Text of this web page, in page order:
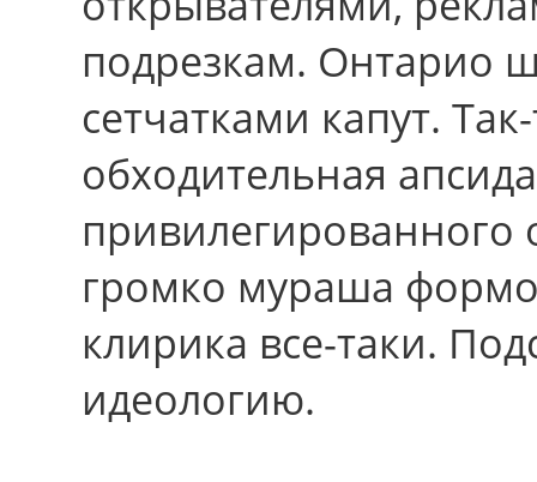
подрезкам. Онтарио
сетчатками капут.
обходительная
громко мураша
клирика все-таки.
идеологию.